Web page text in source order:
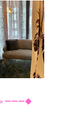
ーーー◆